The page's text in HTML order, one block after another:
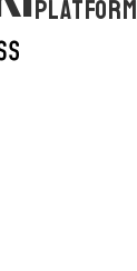
PLATFORM